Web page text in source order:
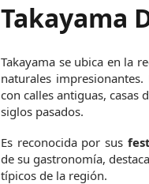
Takayama
Takayama se ubica en la
naturales
con calles antiguas, casas
siglos pasados.
Es reconocida por sus
de su gastronomía,
típicos de la región.